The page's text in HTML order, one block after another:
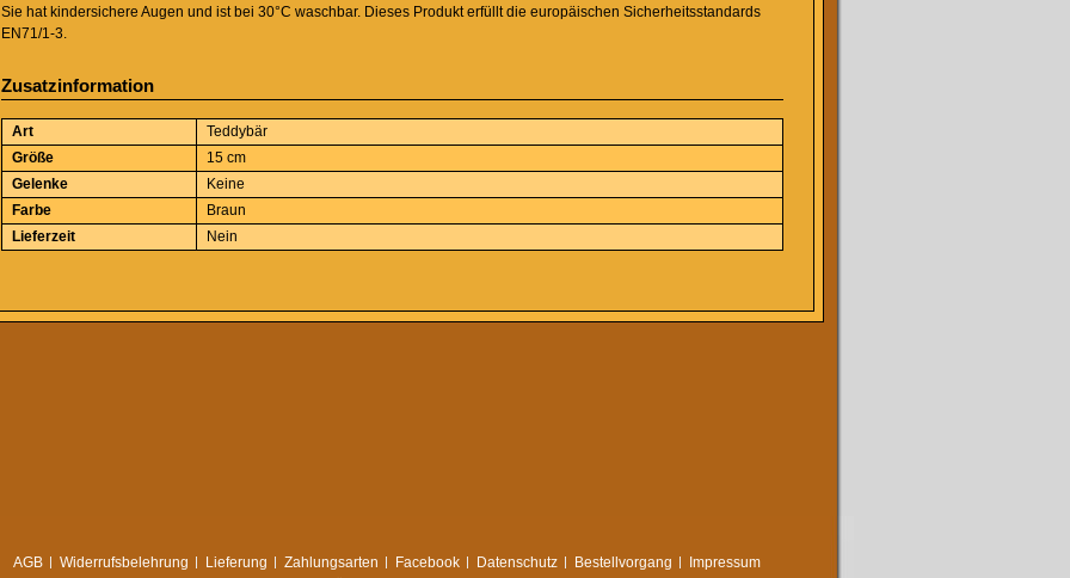
Sie hat kindersichere Augen und ist bei 30°C waschbar. Dieses Produkt erfüllt die europäischen Sicherheitsstandards
EN71/1-3.
Zusatzinformation
Art
Teddybär
Größe
15 cm
Gelenke
Keine
Farbe
Braun
Lieferzeit
Nein
AGB Widerrufsbelehrung Lieferung Zahlungsarten Facebook Datenschutz Bestellvorgang
Impressum